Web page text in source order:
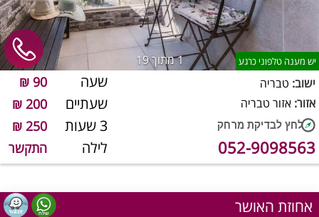
1מתוך 19 יש מענה טלפוני כרגע
שעה 90 ₪
שעתיים 200 ₪
3 שעות 250 ₪
לילה התקשר
ישוב: טבריה
אזור: אזור טבריה
052-9098563
אחוזת האושר